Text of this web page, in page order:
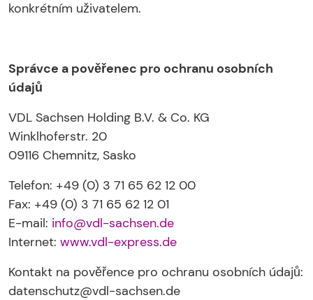
konkrétním uživatelem.
Správce a pověřenec pro ochranu osobních
údajů
VDL Sachsen Holding B.V. & Co. KG
Winklhoferstr. 20
09116 Chemnitz, Sasko
Telefon: +49 (0) 3 71 65 62 12 00
Fax: +49 (0) 3 71 65 62 12 01
E-mail: info@vdl-sachsen.de
Internet: www.vdl-express.de
Kontakt na pověřence pro ochranu osobních údajů:
datenschutz@vdl-sachsen.de